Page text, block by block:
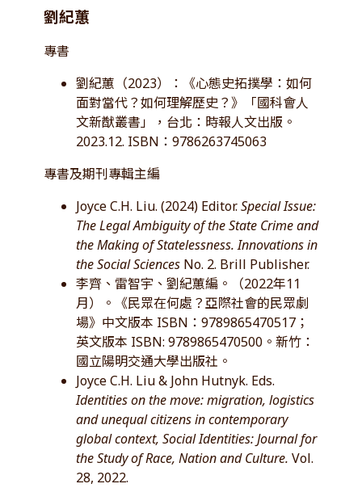
劉紀蕙
專書
劉紀蕙（2023）：《心態史拓撲學：如何
面對當代？如何理解歷史？》「國科會人
文新猷叢書」，台北：時報人文出版。
2023.12. ISBN：9786263745063
專書及期刊專輯主編
Joyce C.H. Liu. (2024) Editor.Special Issue:
The Legal Ambiguity of the State Crime and
the Making of Statelessness. Innovations in
the Social SciencesNo. 2. Brill Publisher.
李齊、雷智宇、劉紀蕙編。（2022年11
月）。《民眾在何處？亞際社會的民眾劇
場》中文版本 ISBN：9789865470517；
英文版本 ISBN: 9789865470500。新竹：
國立陽明交通大學出版社。
Joyce C.H. Liu & John Hutnyk. Eds.
Identities on the move: migration, logistics
and unequal citizens in contemporary
global context, Social Identities: Journal for
the Study of Race, Nation and Culture. Vol.
28, 2022.